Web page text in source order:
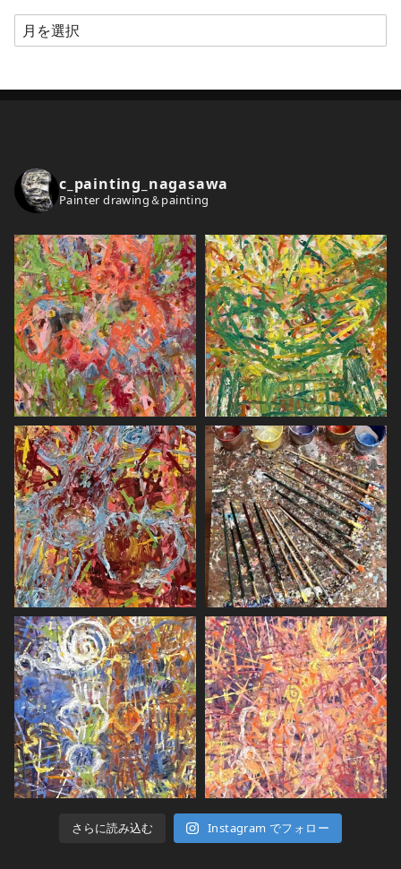
r
e
s
c_painting_nagasawa
Painter drawing＆painting
さらに読み込む Instagram でフォロー